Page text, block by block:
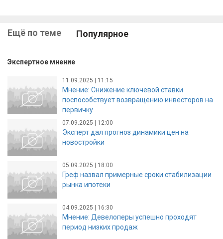
Ещё по теме Популярное
Экспертное мнение
11.09.2025 | 11:15
Мнение: Снижение ключевой ставки
поспособствует возвращению инвесторов на
первичку
07.09.2025 | 12:00
Эксперт дал прогноз динамики цен на
новостройки
05.09.2025 | 18:00
Греф назвал примерные сроки стабилизации
рынка ипотеки
04.09.2025 | 16:30
Мнение: Девелоперы успешно проходят
период низких продаж